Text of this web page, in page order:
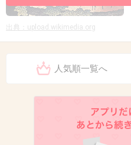
出典：upload.wikimedia.org
2018/04/16(月) 10:08:13
ノリさんは本当に器用
性格が破天荒すぎるけ
人気順一覧へ